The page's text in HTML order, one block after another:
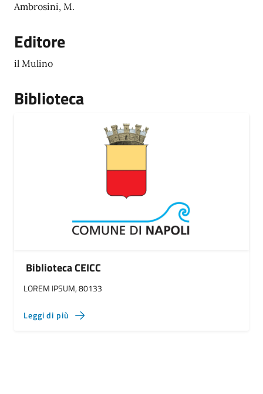
Ambrosini, M.
Editore
il Mulino
Biblioteca
Biblioteca CEICC
LOREM IPSUM, 80133
Leggi di più